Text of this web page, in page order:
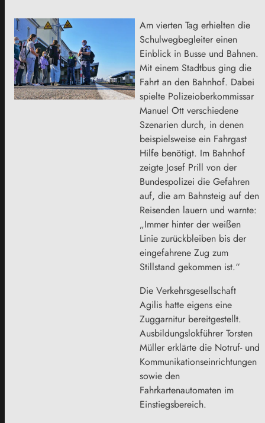
Am vierten Tag erhielten die
Schulwegbegleiter einen
Einblick in Busse und Bahnen.
Mit einem Stadtbus ging die
Fahrt an den Bahnhof. Dabei
spielte Polizeioberkommissar
Manuel Ott verschiedene
Szenarien durch, in denen
beispielsweise ein Fahrgast
Hilfe benötigt. Im Bahnhof
zeigte Josef Prill von der
Bundespolizei die Gefahren
auf, die am Bahnsteig auf den
Reisenden lauern und warnte:
„Immer hinter der weißen
Linie zurückbleiben bis der
eingefahrene Zug zum
Stillstand gekommen ist.“
Die Verkehrsgesellschaft
Agilis hatte eigens eine
Zuggarnitur bereitgestellt.
Ausbildungslokführer Torsten
Müller erklärte die Notruf- und
Kommunikationseinrichtungen
sowie den
Fahrkartenautomaten im
Einstiegsbereich.